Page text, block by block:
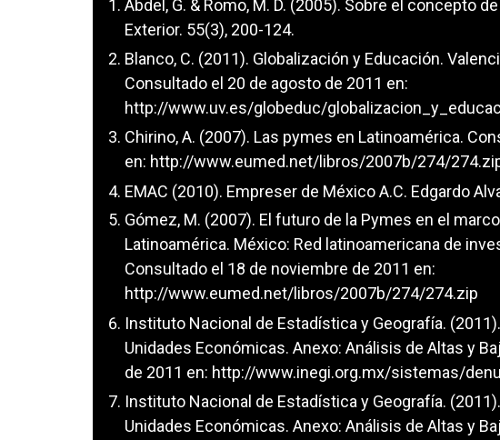
Abdel, G. & Romo, M. D. (2005). Sobre el concepto
Exterior. 55(3), 200-124.
Blanco, C. (2011). Globalización y Educación.
Consultado el 20 de agosto de 2011 en:
http://www.uv.es/globeduc/
Chirino, A. (2007). Las pymes en Latinoamérica.
en: http://www.eumed.net/libros/2007b/274/
EMAC (2010). Empreser de México A.C. Edgardo
Gómez, M. (2007). El futuro de la Pymes en el
Latinoamérica. México: Red latinoamericana de
Consultado el 18 de noviembre de 2011 en:
http://www.eumed.net/libros/2007b/274/274.zip
Instituto Nacional de Estadística y Geografía.
Unidades Económicas. Anexo: Análisis de Altas y
de 2011 en: http://www.inegi.org.mx/sistemas/
Instituto Nacional de Estadística y Geografía.
Unidades Económicas. Anexo: Análisis de Altas y